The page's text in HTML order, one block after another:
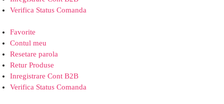
Verifica Status Comanda
Favorite
Contul meu
Resetare parola
Retur Produse
Inregistrare Cont B2B
Verifica Status Comanda